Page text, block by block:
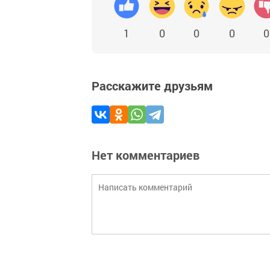
1 0 0 0 0
Расскажите друзьям
Нет комментариев